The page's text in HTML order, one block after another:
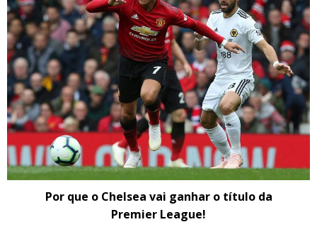
Por que o Chelsea vai ganhar o título da
Premier League!